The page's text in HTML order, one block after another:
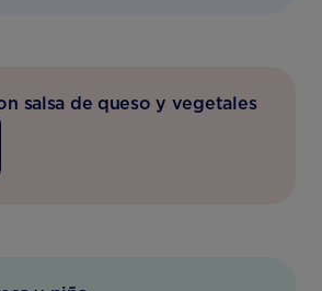
salsa de queso y vegetales